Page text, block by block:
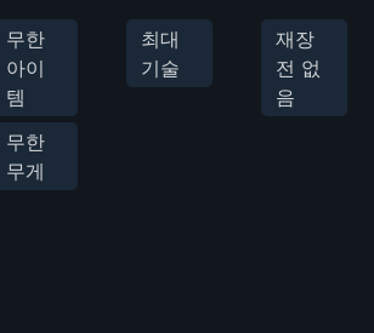
무한
아이
템
무한
무게
최대
기술
재장
전 없
음